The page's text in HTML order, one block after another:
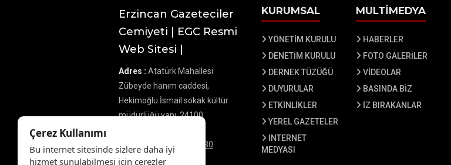
Erzincan Gazeteciler
Cemiyeti | EGC Resmi
Web Sitesi |
Adres : Atatürk Mahallesi
Zübeyde hanım caddesi,
Hekimoğlu İsmail sokak kültür
müdürlüğü yanı, 24100
Telefon :0 545 866 80 30
E-Posta :
KURUMSAL
YÖNETİM KURULU
DENETİM KURULU
DERNEK TÜZÜĞÜ
DUYURULAR
ETKİNLİKLER
YEREL GAZETELER
İNTERNET
MEDYASI
MULTİMEDYA
HABERLER
FOTO GALERİLER
VİDEOLAR
BASINDA BİZ
İZ BIRAKANLAR
Çerez Kullanımı
Bu internet sitesinde sizlere daha iyi
hizmet sunulabilmesi için çerezler